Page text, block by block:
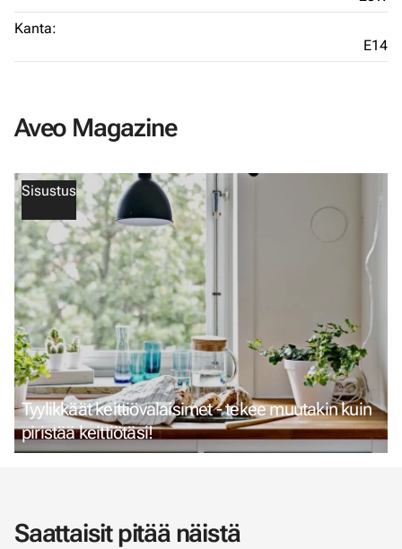
Kanta:
E14
Aveo Magazine
Sisustus
Tyylikkäät keittiövalaisimet - tekee muutakin kuin
piristää keittiötäsi!
Saattaisit pitää näistä